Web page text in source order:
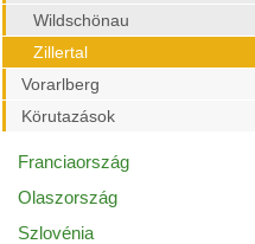
Wildschönau
Zillertal
Vorarlberg
Körutazások
Franciaország
Olaszország
Szlovénia